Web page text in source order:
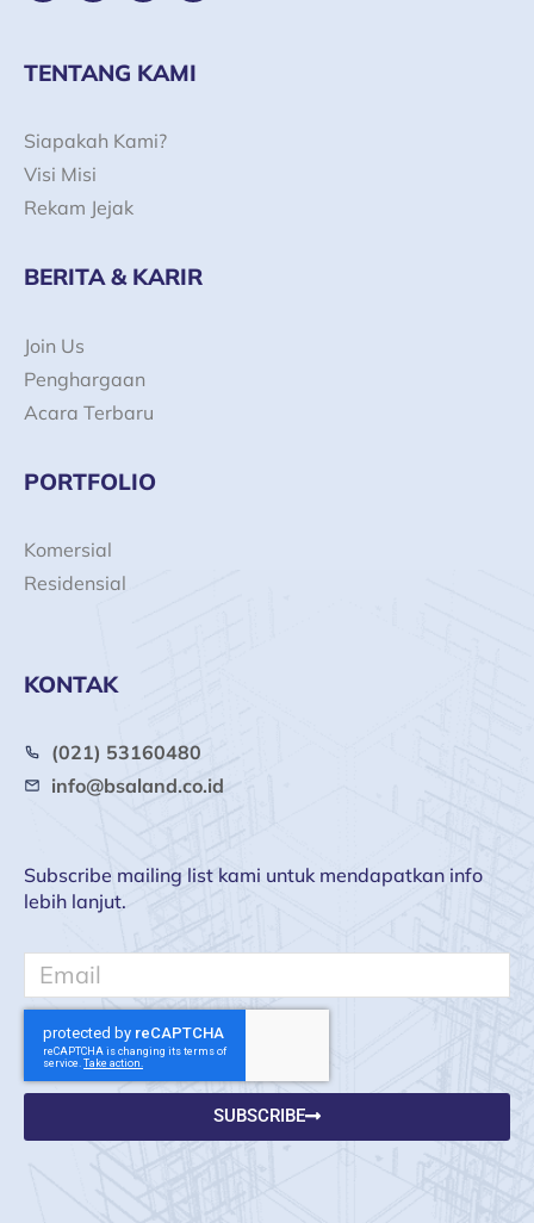
o
o
f
g
r
b
e
d
i
TENTANG KAMI
Siapakah Kami?
Visi Misi
Rekam Jejak
BERITA & KARIR
Join Us
Penghargaan
Acara Terbaru
PORTFOLIO
Komersial
Residensial
KONTAK
(021) 53160480
info@bsaland.co.id
Subscribe mailing list kami untuk mendapatkan info
lebih lanjut.
Email
SUBSCRIBE